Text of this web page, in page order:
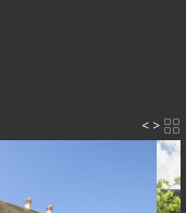
< >